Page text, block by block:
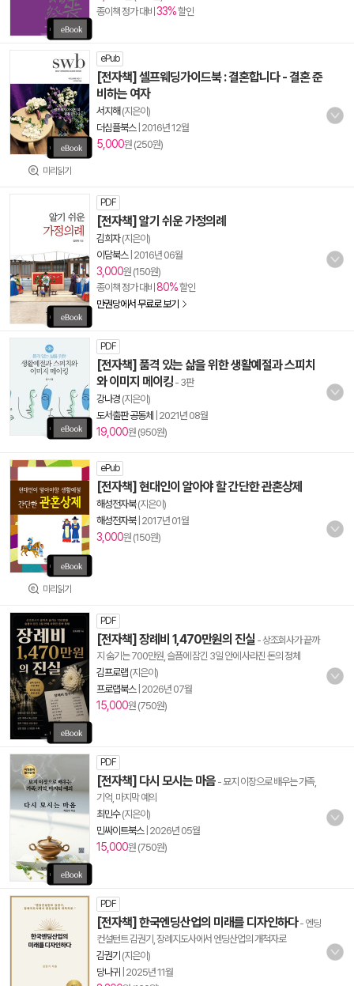
종이책 정가 대비 33%할인
미리읽기
ePub
[전자책] 셀프웨딩가이드북 : 결혼합니다 - 결혼 준
비하는 여자
서지해 (지은이)
더심플북스| 2016년 12월
5,000원 (250원)
PDF
[전자책] 알기 쉬운 가정의례
김희자(지은이)
이담북스| 2016년 06월
3,000원 (150원)
종이책 정가 대비 80%할인
만권당에서 무료로 보기
PDF
[전자책] 품격 있는 삶을 위한 생활예절과 스피치
와 이미지 메이킹 - 3판
강나경 (지은이)
도서출판 공동체
2021년 08월
19,000원 (950원)
미리읽기
ePub
[전자책] 현대인이 알아야 할 간단한 관혼상제
해성전자북(지은이)
해성전자북| 2017년 01월
3,000원 (150원)
PDF
[전자책] 장례비 1,470만원의 진실 - 상조회사가 끝까
지 숨기는 700만원, 슬픔에 잠긴 3일 안에 사라진 돈의 정체
김프로랩 (지은이)
프로랩북스| 2026년 07월
15,000원 (750원)
PDF
[전자책] 다시 모시는 마음 - 묘지 이장으로 배우는 가족,
기억, 마지막 예의
최민수(지은이)
민싸이트북스| 2026년 05월
15,000원 (750원)
PDF
[전자책] 한국엔딩산업의 미래를 디자인하다- 엔딩
컨설턴트 김권기, 장례지도사에서 엔딩산업의 개척자로
김권기 (지은이)
당나귀
2025년 11월